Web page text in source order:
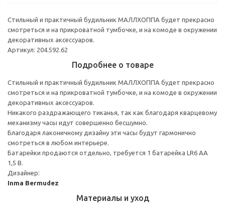
Стильный и практичный будильник МАЛЛХОППА будет прекрасно
смотреться и на прикроватной тумбочке, и на комоде в окружении
декоративных аксессуаров.
Артикул: 204.592.62
Подробнее о товаре
Стильный и практичный будильник МАЛЛХОППА будет прекрасно
смотреться и на прикроватной тумбочке, и на комоде в окружении
декоративных аксессуаров.
Никакого раздражающего тиканья, так как благодаря кварцевому
механизму часы идут совершенно бесшумно.
Благодаря лаконичному дизайну эти часы будут гармонично
смотреться в любом интерьере.
Батарейки продаются отдельно, требуется 1 батарейка LR6 AA
1,5 В.
Дизайнер:
Inma Bermudez
Материалы и уход